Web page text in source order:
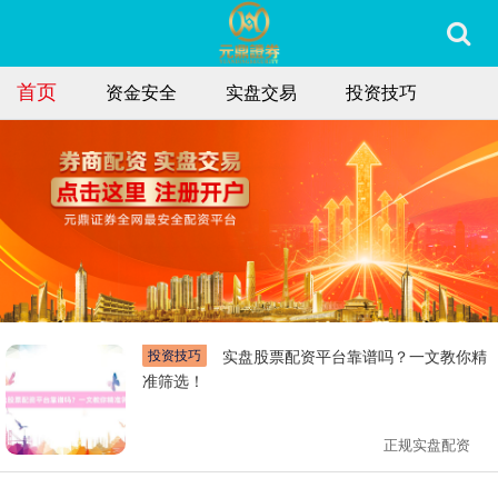
首页 资金安全 实盘交易 投资技巧
投资技巧
准筛选！
正规实盘配资